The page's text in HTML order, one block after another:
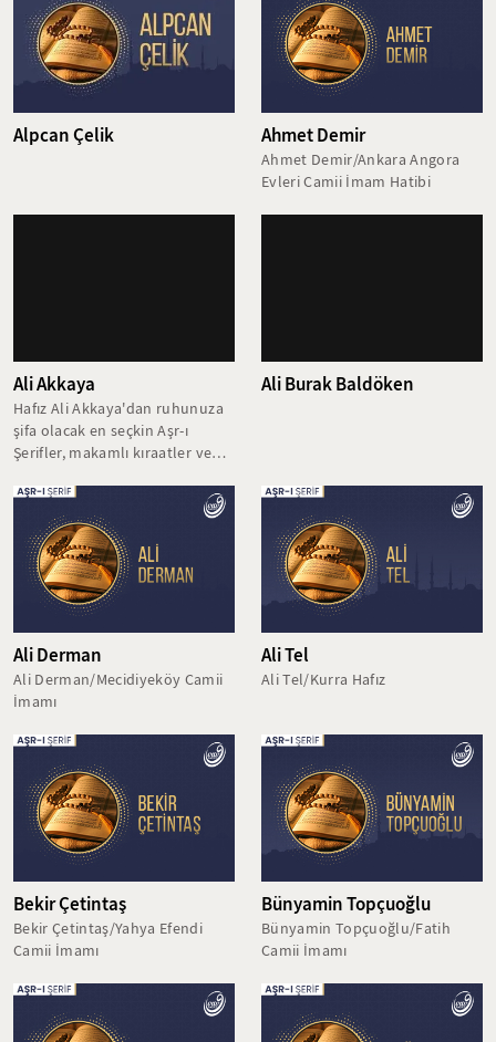
Alpcan Çelik Ahmet Demir
Ahmet Demir/Ankara Angora
Evleri Camii İmam Hatibi
Ali Akkaya
Hafız Ali Akkaya'dan ruhunuza
şifa olacak en seçkin Aşr-ı
Şerifler, makamlı kıraatler ve
okuyuşları.
Ali Burak Baldöken
Ali Derman
Ali Derman/Mecidiyeköy Camii
İmamı
Ali Tel
Ali Tel/Kurra Hafız
Bekir Çetintaş
Bekir Çetintaş/Yahya Efendi
Camii İmamı
Bünyamin Topçuoğlu
Bünyamin Topçuoğlu/Fatih
Camii İmamı